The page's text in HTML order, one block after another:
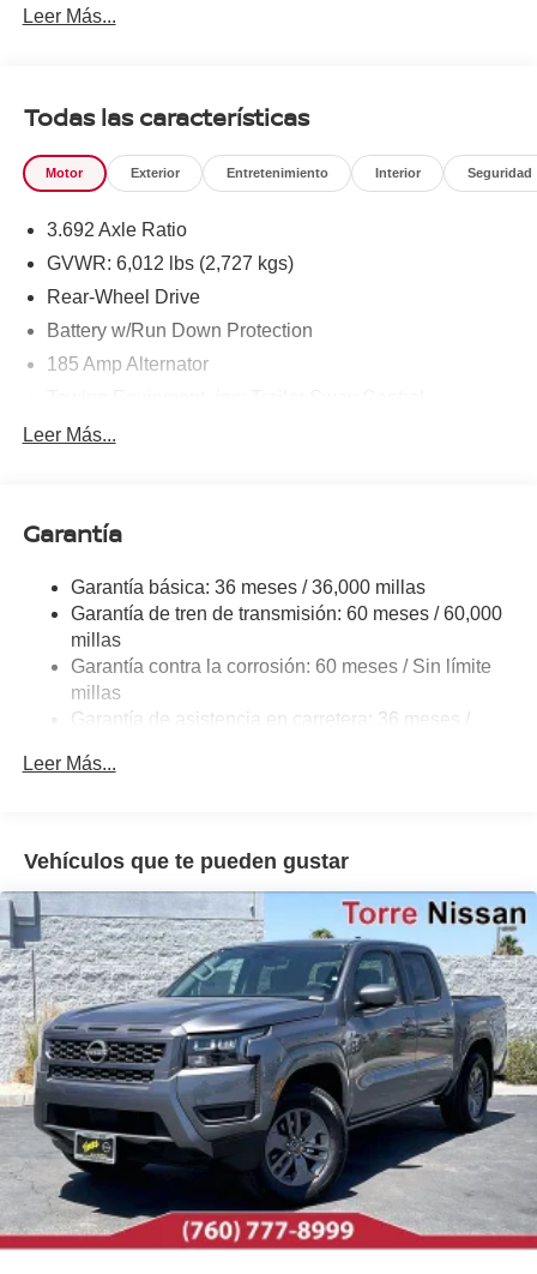
To see more quality vehicles like this one right here just
Leer Más...
Todas las características
Motor Exterior Entretenimiento Interior Seguridad
3.692 Axle Ratio
GVWR: 6,012 lbs (2,727 kgs)
Rear-Wheel Drive
Battery w/Run Down Protection
185 Amp Alternator
1480# Maximum Payload
Hydraulic Power-Assist Speed-Sensing Steering
Single Stainless Steel Exhaust
Double Wishbone Front Suspension w/Coil Springs
Solid Axle Rear Suspension w/Leaf Springs
4-Wheel Disc Brakes w/4-Wheel ABS, Front And Rear
Brake Actuated Limited Slip Differential
Leer Más...
Garantía
Garantía básica: 36 meses / 36,000 millas
Garantía de tren de transmisión: 60 meses / 60,000
millas
Garantía contra la corrosión: 60 meses / Sin límite
millas
Garantía de asistencia en carretera: 36 meses /
Leer Más...
Vehículos que te pueden gustar